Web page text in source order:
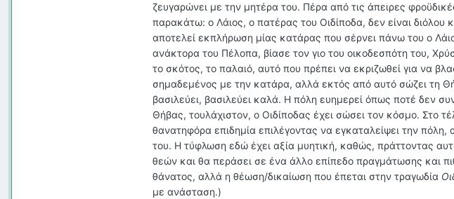
ζευγαρώνει με την μητέρα του. Πέρα από τις άπειρες
παρακάτω: ο Λάιος, ο πατέρας του Οιδίποδα, δεν είναι διόλου
αποτελεί εκπλήρωση μίας κατάρας που σέρνει πάνω του ο
ανάκτορα του Πέλοπα, βίασε τον γιο του οικοδεσπότη του,
το σκότος, το παλαιό, αυτό που πρέπει να εκριζωθεί για να
σημαδεμένος με την κατάρα, αλλά εκτός από αυτό σώζει τη
βασιλεύει, βασιλεύει καλά. Η πόλη ευημερεί όπως ποτέ δεν
Θήβας, τουλάχιστον, ο Οιδίποδας έχει σώσει τον κόσμο. Στο
θανατηφόρα επιδημία επιλέγοντας να εγκαταλείψει την
του. Η τύφλωση εδώ έχει αξία μυητική, καθώς, πράττοντας
θεών και θα περάσει σε ένα άλλο επίπεδο πραγμάτωσης και
θάνατος, αλλά η θέωση/δικαίωση που έπεται στην τραγωδία
με ανάσταση.)